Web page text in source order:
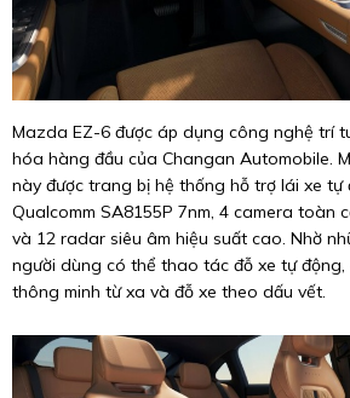
Mazda EZ-6 được áp dụng công nghệ trí
hóa hàng đầu của Changan Automobile.
này được trang bị hệ thống hỗ trợ lái xe tự
Qualcomm SA8155P 7nm, 4 camera toàn
và 12 radar siêu âm hiệu suất cao. Nhờ
người dùng có thể thao tác đỗ xe tự động,
thông minh từ xa và đỗ xe theo dấu vết.